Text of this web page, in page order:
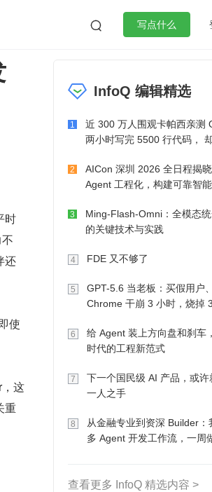
 写点什么
作
微服务架构 flutter
时
还
使
这
重
InfoQ 编辑精选
1
近 300 万人围观卡帕西亲测
两小时写完 5500 行代码，
2
AICon 深圳 2026 全日程揭
Agent 工程化，构建可靠智能
3
Ming-Flash-Omni：全模态
的关键技术与实践
4 FDE 又不够了
5
GPT-5.6 当老板：买假用户
Chrome 干崩 3 小时，烧掉
6
给 Agent 装上方向盘和刹车
时代的工程新范式
7
下一个国民级 AI 产品，或许
一人之手
8
从金融专业到资深 Builder：
多 Agent 开发工作流，一周
查看更多 InfoQ 精选内容 >